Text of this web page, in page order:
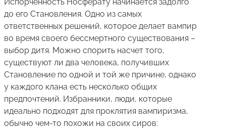
до его Становления. Одно из самых
ответственных решений, которое делает вампир
во время своего бессмертного существования –
выбор дитя. Можно спорить насчет того,
существуют ли два человека, получивших
Становление по одной и той же причине, однако
у каждого клана есть несколько общих
предпочтений. Избранники, люди, которые
идеально подходят для проклятия вампиризма,
обычно чем-то похожи на своих сиров: